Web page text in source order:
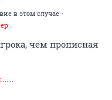
в этом случае -
.
чем прописная
......